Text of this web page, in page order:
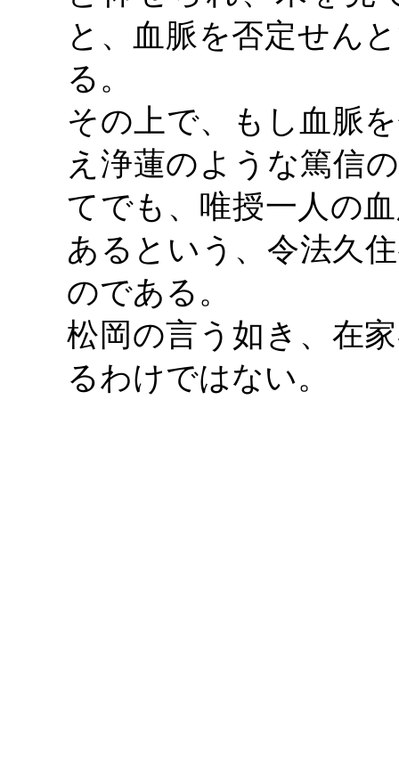
と、血脈を否定せん
る。
その上で、もし血脈
え浄蓮のような篤信
てでも、唯授一人の
あるという、令法久
のである。
松岡の言う如き、在
るわけではない。